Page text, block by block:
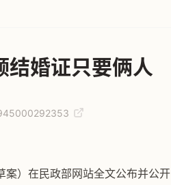
结婚证只要俩人
案）在民政部网站全文公布并公开